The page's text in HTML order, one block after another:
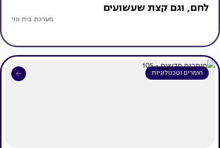
לחם, וגם קצת שעשועים
מערכת בית ונוי
חומרים וטכנולוגיות